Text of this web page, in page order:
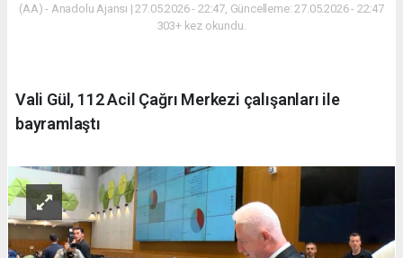
(AA) - Anadolu Ajansı | 27.05.2026 - 22:47, Güncelleme: 27.05.2026 - 22:47
303+ kez okundu.
Vali Gül, 112 Acil Çağrı Merkezi çalışanları ile
bayramlaştı